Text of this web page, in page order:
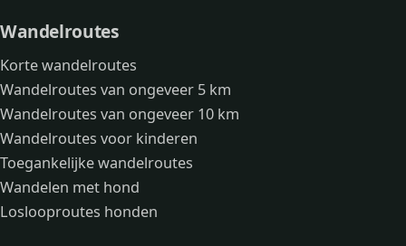
Wandelroutes
Korte wandelroutes
Wandelroutes van ongeveer 5 km
Wandelroutes van ongeveer 10 km
Wandelroutes voor kinderen
Toegankelijke wandelroutes
Wandelen met hond
Loslooproutes honden